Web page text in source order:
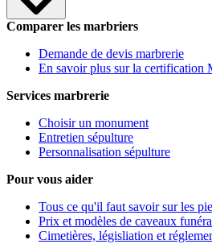
Comparer les marbriers
Demande de devis marbrerie
En savoir plus sur la certification
Services marbrerie
Choisir un monument
Entretien sépulture
Personnalisation sépulture
Pour vous aider
Tous ce qu'il faut savoir sur les
Prix et modèles de caveaux
Cimetières, législiation et